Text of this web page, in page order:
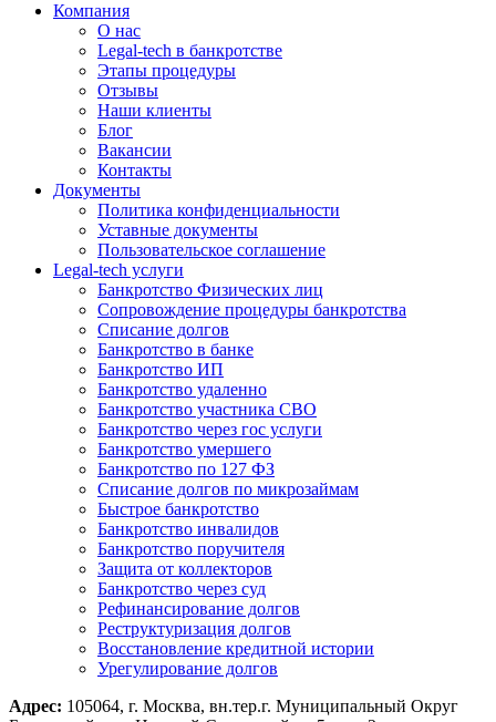
Компания
О нас
Legal-tech в банкротстве
Этапы процедуры
Отзывы
Наши клиенты
Блог
Вакансии
Контакты
Документы
Политика конфиденциальности
Уставные документы
Пользовательское соглашение
Legal-tech услуги
Банкротство Физических лиц
Сопровождение процедуры банкротства
Списание долгов
Банкротство в банке
Банкротство ИП
Банкротство удаленно
Банкротство участника СВО
Банкротство через гос услуги
Банкротство умершего
Банкротство по 127 ФЗ
Списание долгов по микрозаймам
Быстрое банкротство
Банкротство инвалидов
Банкротство поручителя
Защита от коллекторов
Банкротство через суд
Рефинансирование долгов
Реструктуризация долгов
Восстановление кредитной истории
Урегулирование долгов
Адрес: 105064, г. Москва, вн.тер.г. Муниципальный Округ